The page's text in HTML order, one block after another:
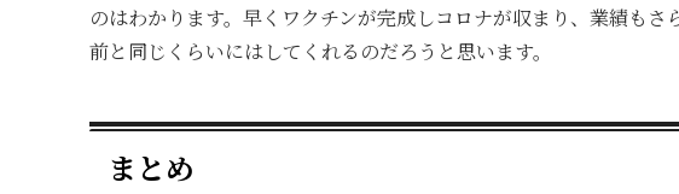
のはわかります。早くワクチンが完成しコロナが収まり、業績も
前と同じくらいにはしてくれるのだろうと思います。
まとめ